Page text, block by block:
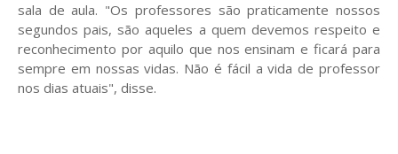
sala de aula. "Os professores são praticamente nossos
segundos pais, são aqueles a quem devemos respeito e
reconhecimento por aquilo que nos ensinam e ficará para
sempre em nossas vidas. Não é fácil a vida de professor
nos dias atuais", disse.